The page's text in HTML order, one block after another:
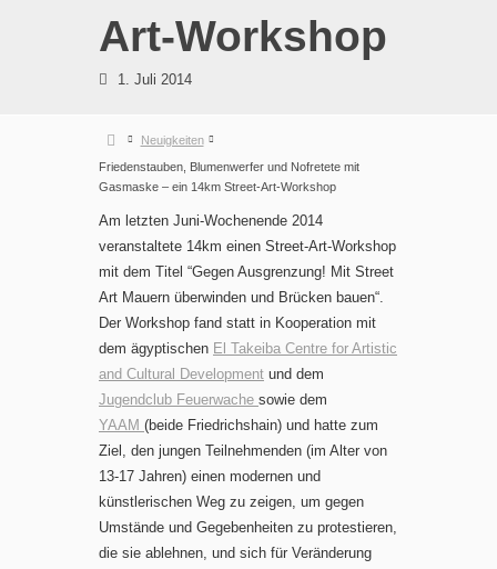
Art-Workshop
1. Juli 2014
Neuigkeiten
Friedenstauben, Blumenwerfer und Nofretete mit
Gasmaske – ein 14km Street-Art-Workshop
Am letzten Juni-Wochenende 2014
veranstaltete 14km einen Street-Art-Workshop
mit dem Titel “Gegen Ausgrenzung! Mit Street
Art Mauern überwinden und Brücken bauen“.
Der Workshop fand statt in Kooperation mit
dem ägyptischen El Takeiba Centre for Artistic
and Cultural Development und dem
Jugendclub Feuerwache sowie dem
YAAM (beide Friedrichshain) und hatte zum
Ziel, den jungen Teilnehmenden (im Alter von
13-17 Jahren) einen modernen und
künstlerischen Weg zu zeigen, um gegen
Umstände und Gegebenheiten zu protestieren,
die sie ablehnen, und sich für Veränderung